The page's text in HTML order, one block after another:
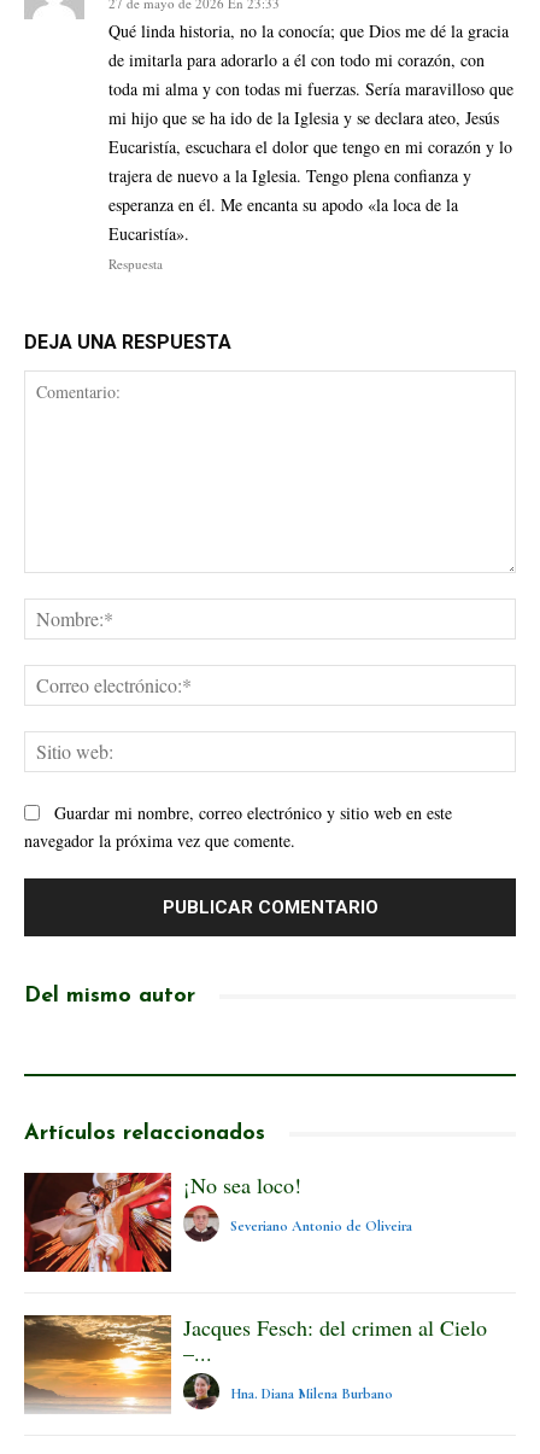
Qué linda historia, no la conocía; que Dios me dé la gracia
de imitarla para adorarlo a él con todo mi corazón, con
toda mi alma y con todas mi fuerzas. Sería maravilloso que
mi hijo que se ha ido de la Iglesia y se declara ateo, Jesús
Eucaristía, escuchara el dolor que tengo en mi corazón y lo
trajera de nuevo a la Iglesia. Tengo plena confianza y
esperanza en él. Me encanta su apodo «la loca de la
Eucaristía».
Respuesta
DEJA UNA RESPUESTA
Guardar mi nombre, correo electrónico y sitio web en este
navegador la próxima vez que comente.
Del mismo autor
Artículos relaccionados
¡No sea loco!
Severiano Antonio de Oliveira
Jacques Fesch: del crimen al Cielo
–...
Hna. Diana Milena Burbano